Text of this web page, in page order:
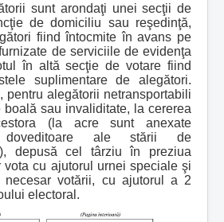
arondaţi unei secţii de
de domiciliu sau reşedinţă,
fiind întocmite în avans pe
de serviciile de evidenţa
în altă secţie de votare fiind
suplimentare de alegători.
pentru alegătorii netransportabili
boală sau invaliditate, la cererea
(la acre sunt anexate
doveditoare ale stării de
depusă cel târziu în preziua
vota cu ajutorul urnei speciale şi
necesar votării, cu ajutorul a 2
electoral.